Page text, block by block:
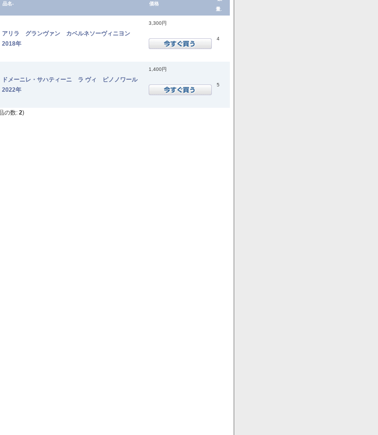
品名- 価格
量.
アリラ グランヴァン カベルネソーヴィニヨン
2018年
3,300円
4
ドメーニレ・サハティーニ ラ ヴィ ピノノワール
2022年
1,400円
5
の数: 2)